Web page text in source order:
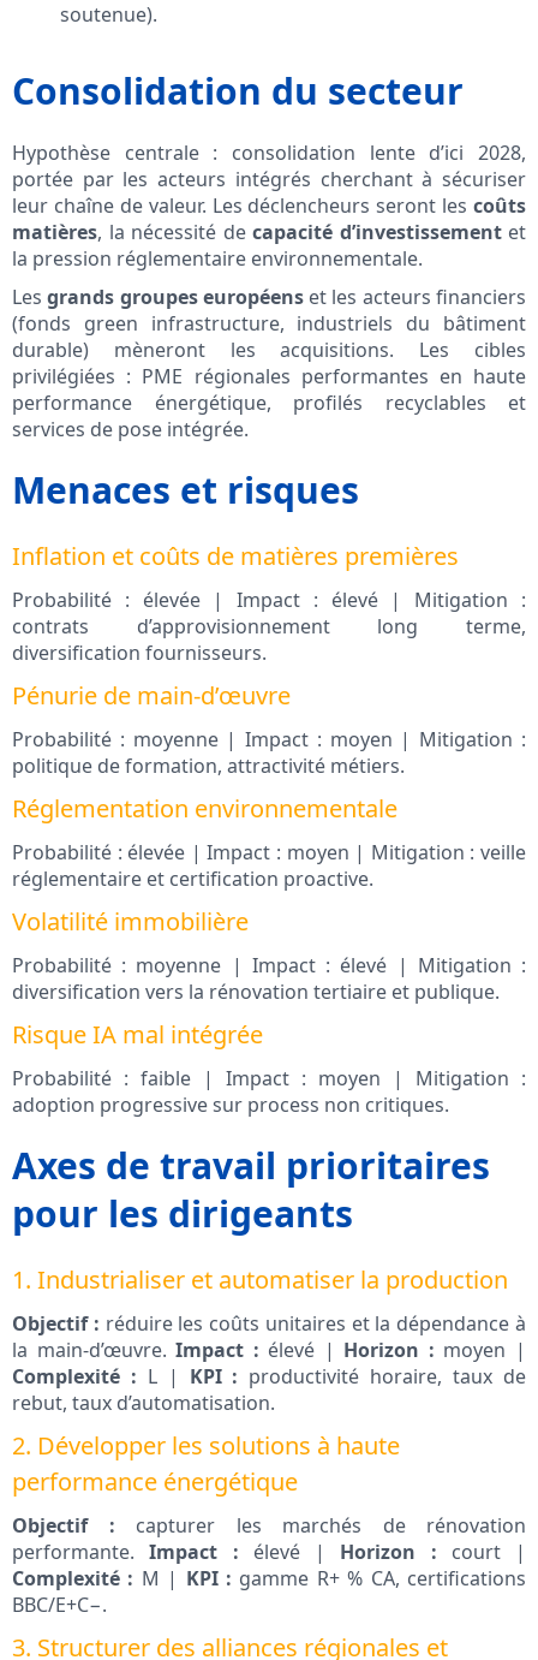
soutenue).
Consolidation du secteur
Hypothèse centrale : consolidation lente d’ici 2028,
portée par les acteurs intégrés cherchant à sécuriser
leur chaîne de valeur. Les déclencheurs seront les coûts
matières, la nécessité de capacité d’investissementet
la pression réglementaire environnementale.
Lesgrands groupes européenset les acteurs financiers
(fonds green infrastructure, industriels du bâtiment
durable) mèneront les acquisitions. Les cibles
privilégiées : PME régionales performantes en haute
performance énergétique, profilés recyclables et
services de pose intégrée.
Menaces et risques
Inflation et coûts de matières premières
Probabilité : élevée | Impact : élevé | Mitigation :
contrats d’approvisionnement long terme,
diversification fournisseurs.
Pénurie de main-d’œuvre
Probabilité : moyenne | Impact : moyen | Mitigation :
politique de formation, attractivité métiers.
Réglementation environnementale
Probabilité : élevée | Impact : moyen | Mitigation : veille
réglementaire et certification proactive.
Volatilité immobilière
Probabilité : moyenne | Impact : élevé | Mitigation :
diversification vers la rénovation tertiaire et publique.
Risque IA mal intégrée
Probabilité : faible | Impact : moyen | Mitigation :
adoption progressive sur process non critiques.
Axes de travail prioritaires
pour les dirigeants
1. Industrialiser et automatiser la production
Objectif : réduire les coûts unitaires et la dépendance à
la main-d’œuvre.Impact : élevé | Horizon : moyen |
Complexité : L | KPI : productivité horaire, taux de
rebut, taux d’automatisation.
2. Développer les solutions à haute
performance énergétique
Objectif : capturer les marchés de rénovation
performante.Impact : élevé | Horizon : court |
Complexité : M | KPI : gamme R+ % CA, certifications
BBC/E+C−.
3. Structurer des alliances régionales et